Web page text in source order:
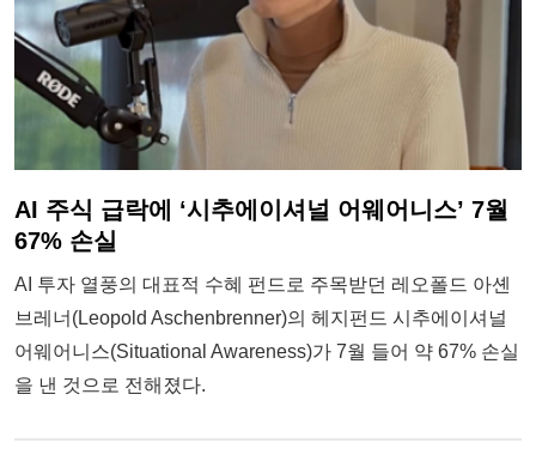
AI 주식 급락에 ‘시추에이셔널 어웨어니스’ 7월
67% 손실
AI 투자 열풍의 대표적 수혜 펀드로 주목받던 레오폴드 아셴
브레너(Leopold Aschenbrenner)의 헤지펀드 시추에이셔널
어웨어니스(Situational Awareness)가 7월 들어 약 67% 손실
을 낸 것으로 전해졌다.